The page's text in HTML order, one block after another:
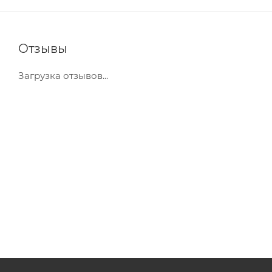
Отзывы
Загрузка отзывов...